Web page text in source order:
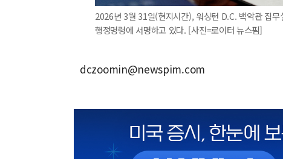
2026년 3월 31일(현지시간), 워싱턴 D.C. 백악관 집
행정명령에 서명하고 있다. [사진=로이터 뉴스핌]
dczoomin@newspim.com